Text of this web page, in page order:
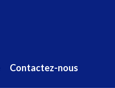
Contactez-nous